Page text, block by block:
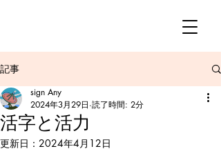
記事
活字と活力
sign Any
2024年3月29日 読了時間: 2分
更新日： 2024年4月12日